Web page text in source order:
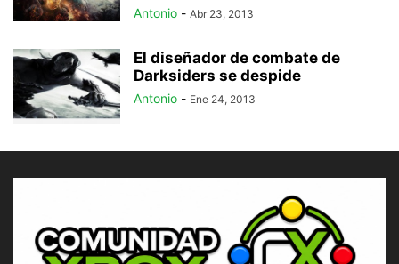
Antonio - Abr 23, 2013
El diseñador de combate de
Darksiders se despide
Antonio - Ene 24, 2013